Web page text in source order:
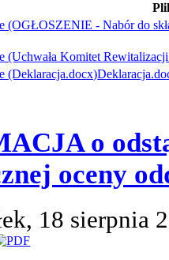
o
oceny
18 sierpnia